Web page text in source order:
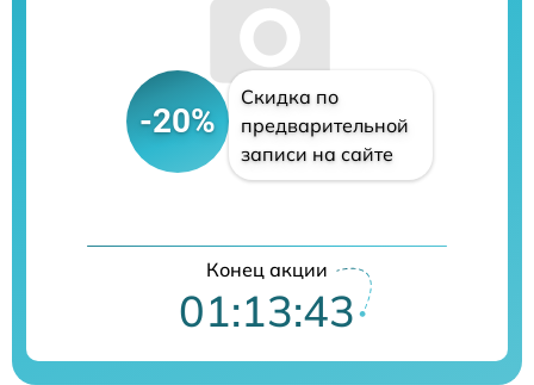
-20%
Скидка по
предварительной
записи на сайте
Конец акции
01:13:42